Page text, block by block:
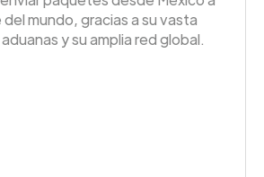
mundo, gracias a su vasta
y su amplia red global.